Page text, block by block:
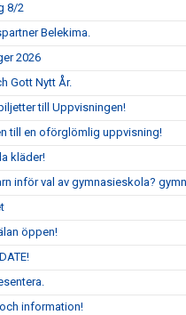
8/2
Belekima.
2026
Gott Nytt År.
till Uppvisningen!
till en oförglömlig uppvisning!
kläder!
inför val av gymnasieskola?
öppen!
information!